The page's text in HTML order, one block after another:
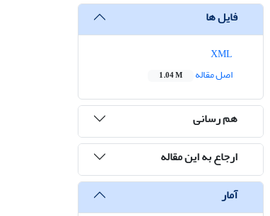
فایل ها
اصل مقاله
1.04 M
هم رسانی
ارجاع به این مقاله
آمار